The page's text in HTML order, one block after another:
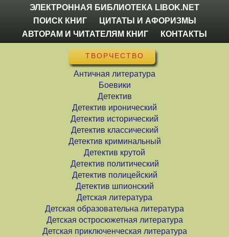
ЭЛЕКТРОННАЯ БИБЛИОТЕКА LIBOK.NET
ПОИСК КНИГ
ЦИТАТЫ И АФОРИЗМЫ
АВТОРАМ И ЧИТАТЕЛЯМ КНИГ
КОНТАКТЫ
ТВОРЧЕСТВО
Античная литература
Боевики
Детектив
Детектив иронический
Детектив исторический
Детектив классический
Детектив криминальный
Детектив крутой
Детектив политический
Детектив полицейский
Детектив шпионский
Детская литература
Детская образовательна литература
Детская остросюжетная литература
Детская приключенческая литература